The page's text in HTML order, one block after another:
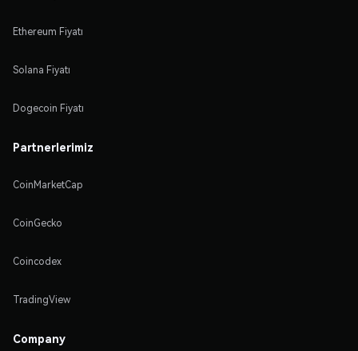
Ethereum Fiyatı
Solana Fiyatı
Dogecoin Fiyatı
Partnerlerimiz
CoinMarketCap
CoinGecko
Coincodex
TradingView
Company